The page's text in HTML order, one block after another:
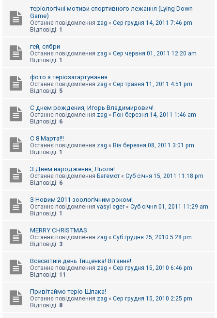
теріологічні мотиви спортивного лежання (Lying Down
Game)
Останнє повідомлення zag « Сер грудня 14, 2011 7:46 pm
Відповіді: 1
гей, сябри
Останнє повідомлення zag « Сер червня 01, 2011 12:20 am
Відповіді: 1
фото з теріозагартування
Останнє повідомлення zag « Сер травня 11, 2011 4:51 pm
Відповіді: 5
С днем рождения, Игорь Владимирович!
Останнє повідомлення zag « Пон березня 14, 2011 1:46 am
Відповіді: 6
С 8 Марта!!!
Останнє повідомлення zag « Вів березня 08, 2011 3:01 pm
Відповіді: 1
З Днем народження, Льоля!
Останнє повідомлення Бегемот « Суб січня 15, 2011 11:18 pm
Відповіді: 6
З Новим 2011 зоологічним роком!
Останнє повідомлення vasyl eger « Суб січня 01, 2011 11:29 am
Відповіді: 1
MERRY CHRISTMAS
Останнє повідомлення zag « Суб грудня 25, 2010 5:28 pm
Відповіді: 3
Всесвітній день Тищенка! Вітання!
Останнє повідомлення zag « Сер грудня 15, 2010 6:46 pm
Відповіді: 11
Привітаймо теріо-Шпака!
Останнє повідомлення zag « Сер грудня 15, 2010 2:25 pm
Відповіді: 8